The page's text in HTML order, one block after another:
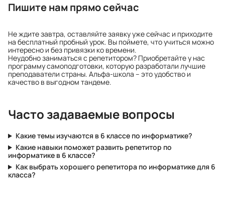
Пишите нам прямо сейчас
Не ждите завтра, оставляйте заявку уже сейчас и приходите
на бесплатный пробный урок. Вы поймете, что учиться можно
интересно и без привязки ко времени.
Неудобно заниматься с репетитором? Приобретайте у нас
программу самоподготовки, которую разработали лучшие
преподаватели страны. Альфа-школа – это удобство и
качество в выгодном тандеме.
Часто задаваемые вопросы
Какие темы изучаются в 6 классе по информатике?
Какие навыки поможет развить репетитор по
информатике в 6 классе?
Как выбрать хорошего репетитора по информатике для 6
класса?